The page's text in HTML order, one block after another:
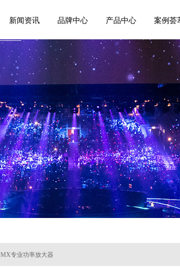
MX专业功率放大器